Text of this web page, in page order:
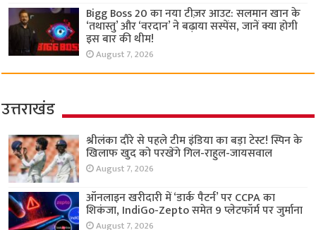
Bigg Boss 20 का नया टीज़र आउट: सलमान खान के
‘तथास्तु’ और ‘वरदान’ ने बढ़ाया सस्पेंस, जानें क्या होगी
इस बार की थीम!
August 7, 2026
उत्तराखंड
श्रीलंका दौरे से पहले टीम इंडिया का बड़ा टेस्ट! स्पिन के
खिलाफ खुद को परखेंगे गिल-राहुल-जायसवाल
August 7, 2026
ऑनलाइन खरीदारी में ‘डार्क पैटर्न’ पर CCPA का
शिकंजा, IndiGo-Zepto समेत 9 प्लेटफॉर्म पर जुर्माना
August 7, 2026